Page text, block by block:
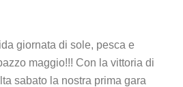
giornata di sole, pesca e
maggio!!! Con la vittoria di
sabato la nostra prima gara